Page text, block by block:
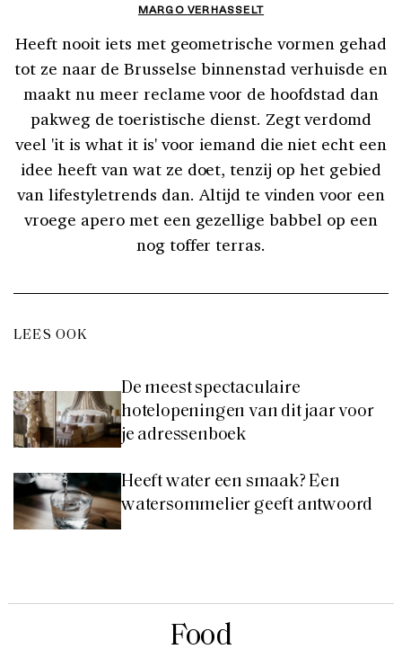
MARGO VERHASSELT
Heeft nooit iets met geometrische vormen gehad
tot ze naar de Brusselse binnenstad verhuisde en
maakt nu meer reclame voor de hoofdstad dan
pakweg de toeristische dienst. Zegt verdomd
veel 'it is what it is' voor iemand die niet echt een
idee heeft van wat ze doet, tenzij op het gebied
van lifestyletrends dan. Altijd te vinden voor een
vroege apero met een gezellige babbel op een
nog toffer terras.
LEES OOK
De meest spectaculaire
hotelopeningen van dit jaar voor
je adressenboek
Heeft water een smaak? Een
watersommelier geeft antwoord
Food